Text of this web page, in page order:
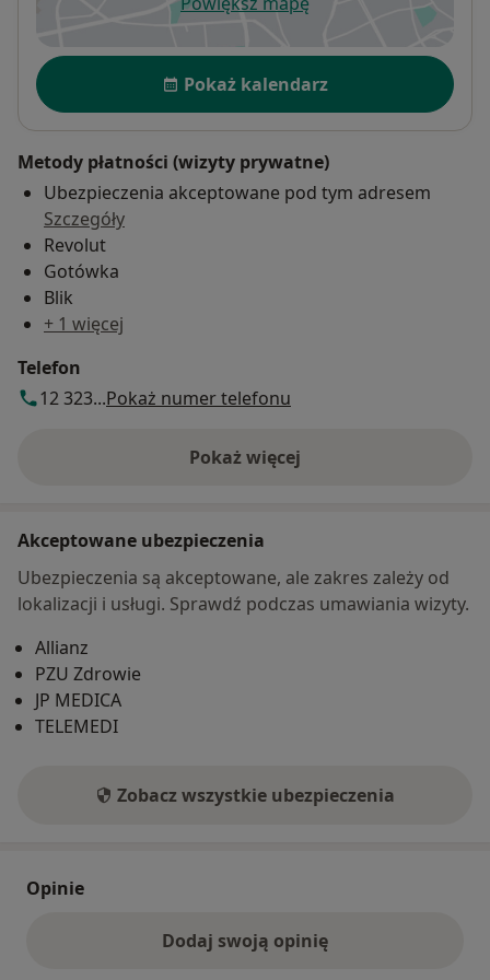
otwiera się w nowej karcie
Dostępność
Pokaż kalendarz
Metody płatności (wizyty prywatne)
Ubezpieczenia akceptowane pod tym adresem
Szczegóły
Revolut
Gotówka
Blik
+ 1 więcej
Telefon
12 323...Pokaż numer telefonu
Pokaż więcej
o adresie
Akceptowane ubezpieczenia
Ubezpieczenia są akceptowane, ale zakres zależy od
lokalizacji i usługi. Sprawdź podczas umawiania wizyty.
Allianz
PZU Zdrowie
JP MEDICA
TELEMEDI
Zobacz wszystkie ubezpieczenia
Opinie
Dodaj swoją opinię